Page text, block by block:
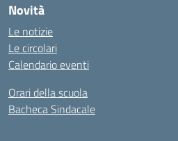
Novità
Le notizie
Le circolari
Calendario eventi
Orari della scuola
Bacheca Sindacale